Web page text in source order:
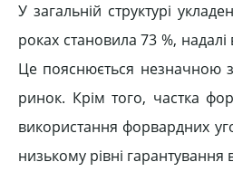
У загальній структурі
роках становила 73 %,
Це пояснюється незначною
ринок. Крім того, частка
використання форвардних
низькому рівні